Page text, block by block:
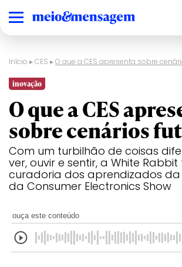
Início ▸CES ▸O que a CES apresenta sobre
inovação
O que a CES
sobre cenários
Com um turbilhão de coisas
ver, ouvir e sentir, a White
curadoria dos aprendizados da
da Consumer Electronics Show
ouça este conteúdo